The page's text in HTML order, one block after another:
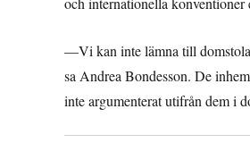
—Vi kan inte lämna till
sa Andrea Bondesson. De
inte argumenterat utifrån dem i